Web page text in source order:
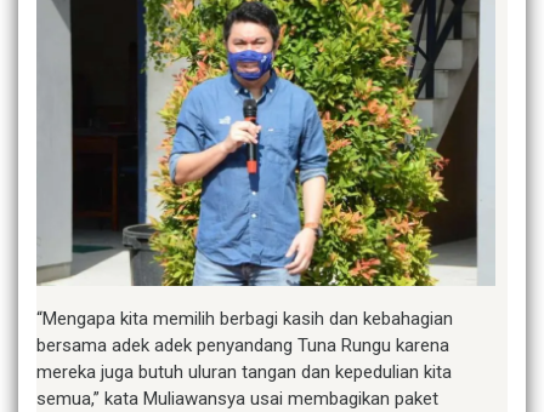
“Mengapa kita memilih berbagi kasih dan kebahagian
bersama adek adek penyandang Tuna Rungu karena
mereka juga butuh uluran tangan dan kepedulian kita
semua,” kata Muliawansya usai membagikan paket